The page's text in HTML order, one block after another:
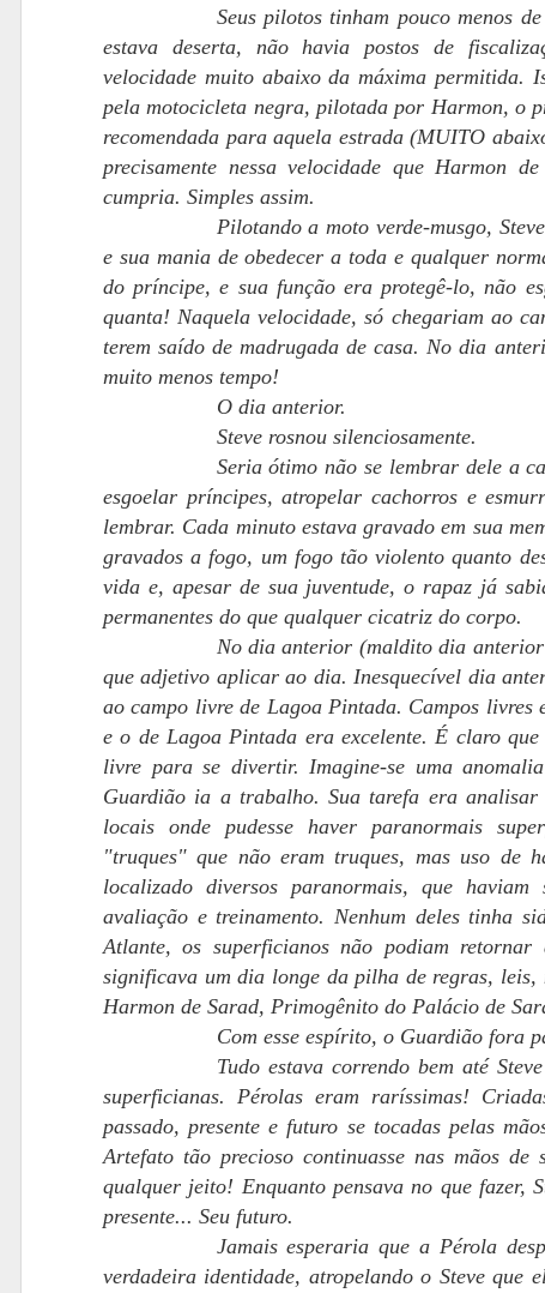
Seus pilotos tinham pouco menos
estava deserta, não havia postos de
velocidade muito abaixo da máxima permitida.
pela motocicleta negra, pilotada por Harmon, o
recomendada para aquela estrada (MUITO
precisamente nessa velocidade que Harmon
cumpria. Simples assim.
Pilotando a moto verde-musgo,
e sua mania de obedecer a toda e qualquer
do príncipe, e sua função era protegê-lo, não
quanta! Naquela velocidade, só chegariam ao
terem saído de madrugada de casa. No dia
muito menos tempo!
O dia anterior.
Steve rosnou silenciosamente.
Seria ótimo não se lembrar dele a
esgoelar príncipes, atropelar cachorros e
lembrar. Cada minuto estava gravado em sua
gravados a fogo, um fogo tão violento quanto
vida e, apesar de sua juventude, o rapaz já
permanentes do que qualquer cicatriz do corpo.
No dia anterior (maldito dia
que adjetivo aplicar ao dia. Inesquecível dia
ao campo livre de Lagoa Pintada. Campos livres
e o de Lagoa Pintada era excelente. É claro
livre para se divertir. Imagine-se uma
Guardião ia a trabalho. Sua tarefa era
locais onde pudesse haver paranormais
"truques" que não eram truques, mas uso de
localizado diversos paranormais, que
avaliação e treinamento. Nenhum deles tinha
Atlante, os superficianos não podiam
significava um dia longe da pilha de regras, leis,
Harmon de Sarad, Primogênito do Palácio de
Com esse espírito, o Guardião fora
Tudo estava correndo bem até
superficianas. Pérolas eram raríssimas!
passado, presente e futuro se tocadas pelas
Artefato tão precioso continuasse nas mãos
qualquer jeito! Enquanto pensava no que fazer,
presente... Seu futuro.
Jamais esperaria que a Pérola
verdadeira identidade, atropelando o Steve
LIVRO 4 -
CONSEQUÊNCIAS
Oi, gente - e é, praticamente, um
post só para dizer oi.
Esta semana foi de ressaca pós-
livro, uma coisa bem comum de
acontecer. É alguma coisa que
fica no meio do caminho com um
"ufa, consegui", uma canseira
danada e, claro, uma insoniazinha
para acompanhar. Espero que
diversos motivos (enredo, pontas
soltas e rebelião de personagens,
MAY
31
PRESENTE FINAL
Bom, pessoal,
Consequências está lá
Amazon, lindinho e prontinho!
Este é o link.
Como sugestão, acho que seria
interessante começarem por
aquela velha recomendação, o
começo. A leitura engrena melhor.
Para a turma da curiosidade
desenfreada, o PRESENTE
NÚMERO 17 é o final do capítulo
13. Como são 44 capítulos no
total, ainda há uma boa leitura à
frente.
MAY
11
PRESENTE NÚMERO 15
Bom, gente, ainda não foi nessa
tantos que nem Françoise conseguia
na cozinha.
– Respirem fundo e não se atrevam a
aos irmãos. – Kate e Joe passaram um
não teve um só nariz torcido! Por que
aniversário em uma semana.
MAY
4
PRESENTE NÚMERO 14
Boa noite, tripulação!
Temos ótimas notícias! A primeira fase
próxima etapa é reler o livro 3,
certeza de que nada escapou. Aí a
final (pelo jeito, o "tempo de gaveta"
então, rumo à Amazon! Esses
Beijos e boa leitura!
TODOS ACORDARAM CEDO, apesar
dormir, e verificaram as notícias.
APR
27
PRESENTE NÚMERO 13
Olá, querida tripulação!
Não tivemos grandes novidades na
e mais um gripão. Portanto, vamos logo
Olá, querida tripulação - versão 2.
Muitíssimo obrigada pelo aviso de que
semana passada. Uma vez que, ali em
gripadaça, usarei isso como
20
PRESENTE NÚMERO 12
Há notícias muito boas para vocês. A
depressa. Consequências tem 44
capítulo 22, ou seja, metade do caminho